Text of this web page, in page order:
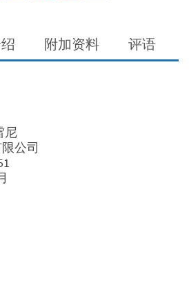
附加资料 评语
尼
公司